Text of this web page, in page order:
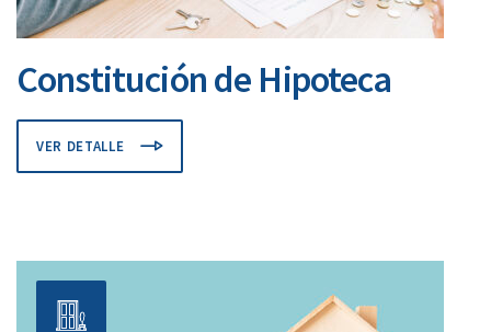
Constitución de Hipoteca
VER DETALLE